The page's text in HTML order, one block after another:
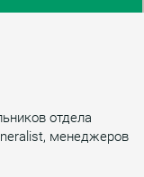
отдела
менеджеров